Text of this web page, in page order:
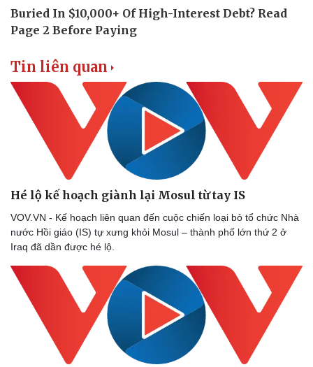
Doanh nghiệp
Thông tin doanh nghiệp
Doanh nghiệp 24h
Doanh nhân
Vì cộng đồng
Sành điệu
Tin Công nghệ
Trải nghiệm
Chuyển đổi số
Tin liên quan
Hé lộ kế hoạch giành lại Mosul từ tay IS
VOV.VN - Kế hoạch liên quan đến cuộc chiến loại bỏ tổ chức Nhà
nước Hồi giáo (IS) tự xưng khỏi Mosul – thành phố lớn thứ 2 ở
Iraq đã dần được hé lộ.